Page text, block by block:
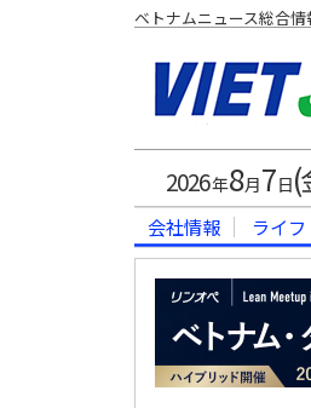
ベトナムニュース総合
2026年8月7 日(
会社情報 ライフ